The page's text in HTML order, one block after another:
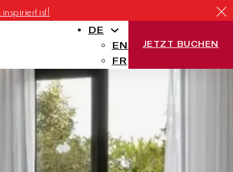
ist!
DE
EN
FR
JETZT BUCHEN